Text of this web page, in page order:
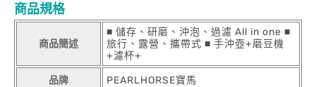
商品規格
商品簡述
■ 儲存、研磨、沖泡、過濾 All in one ■
旅行、露營、攜帶式 ■ 手沖壺+磨豆機
+濾杯+
品牌 PEARLHORSE寶馬